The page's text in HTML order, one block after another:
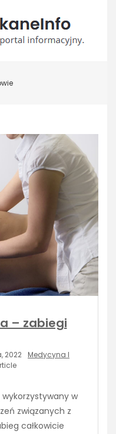
– zabiegi
2022
Medycyna I
w
związanych z
całkowicie